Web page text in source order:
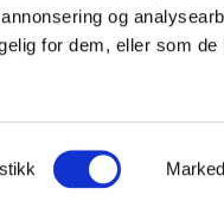
og
for dem, eller som